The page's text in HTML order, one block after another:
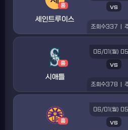
홈
세인트루이스
vs
조회수337
홈
시애틀
vs
06/01(월)
조회수378
홈 vs
06/01(월)